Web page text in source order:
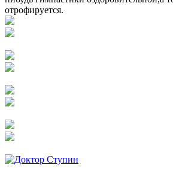
отрофируется.